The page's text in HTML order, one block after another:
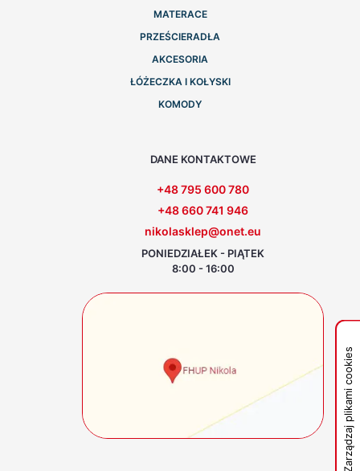
MATERACE
PRZEŚCIERADŁA
AKCESORIA
ŁÓŻECZKA I KOŁYSKI
KOMODY
DANE KONTAKTOWE
+48 795 600 780
+48 660 741 946
nikolasklep@onet.eu
PONIEDZIAŁEK - PIĄTEK
8:00 - 16:00
Zarządzaj plikami cookies